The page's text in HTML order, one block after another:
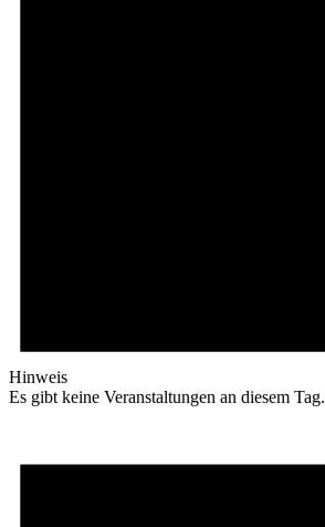
Hinweis
Es gibt keine Veranstaltungen an diesem Tag.